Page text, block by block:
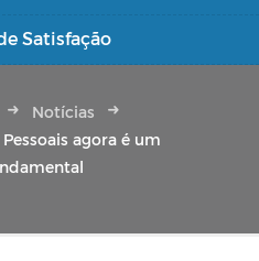
Satisfação
Notícias
agora é um